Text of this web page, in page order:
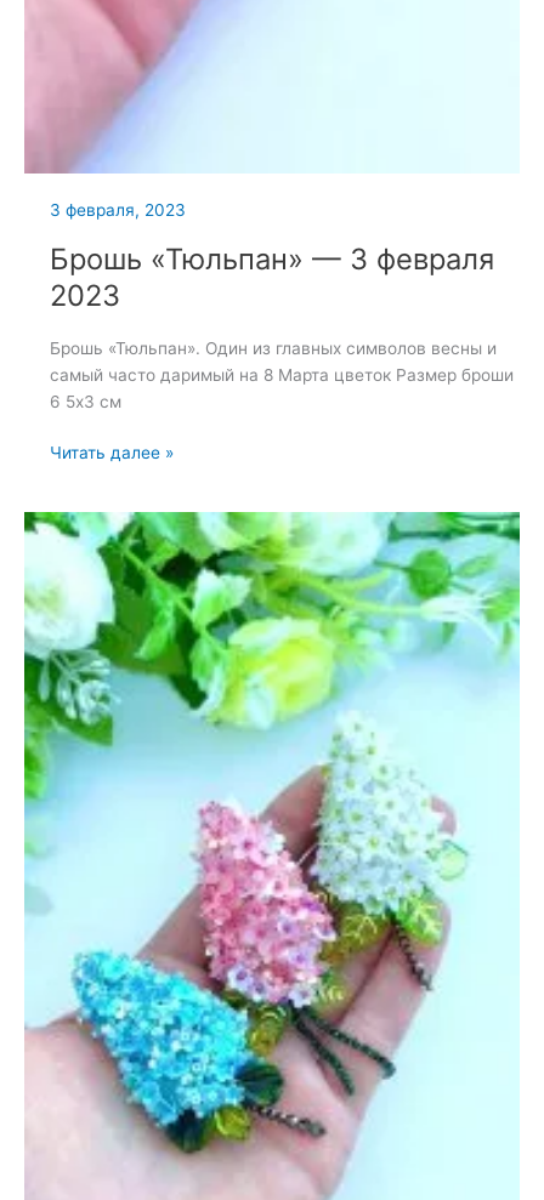
3 февраля, 2023
Брошь «Тюльпан» — 3 февраля
2023
Брошь «Тюльпан». Один из главных символов весны и
самый часто даримый на 8 Марта цветок Размер броши
6 5х3 см
Брошь
3
февраля
2023
Читать далее »